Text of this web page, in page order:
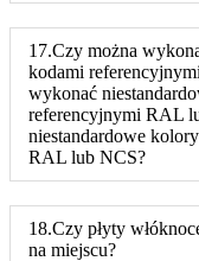
17.Czy można
kodami
wykonać
referencyjnymi RAL
niestandardowe
RAL lub NCS?
18.Czy płyty
na miejscu?